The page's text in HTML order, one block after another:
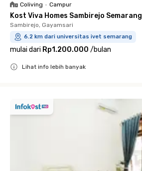
Coliving • Campur
Kost Viva Homes Sambirejo Semarang
Sambirejo, Gayamsari
6.2 km dari universitas ivet semarang
mulai dari Rp1.200.000 /bulan
Lihat info lebih banyak